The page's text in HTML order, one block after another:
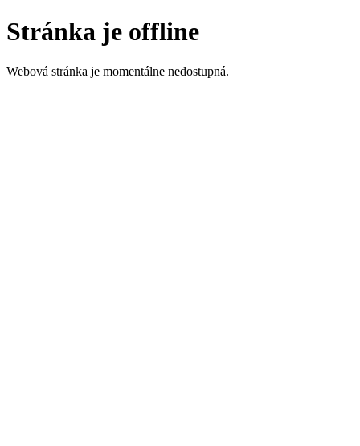
Stránka je offline
Webová stránka je momentálne nedostupná.